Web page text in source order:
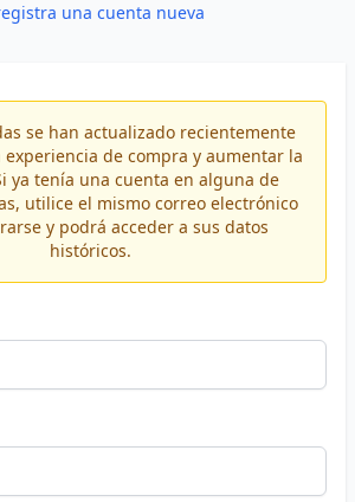
una cuenta nueva
se han actualizado recientemente
de compra y aumentar la
ya tenía una cuenta en alguna de
utilice el mismo correo electrónico
y podrá acceder a sus datos
históricos.